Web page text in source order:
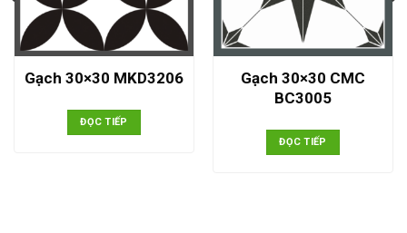
Gạch 30×30 MKD3206
ĐỌC TIẾP
Gạch 30×30 CMC
BC3005
ĐỌC TIẾP